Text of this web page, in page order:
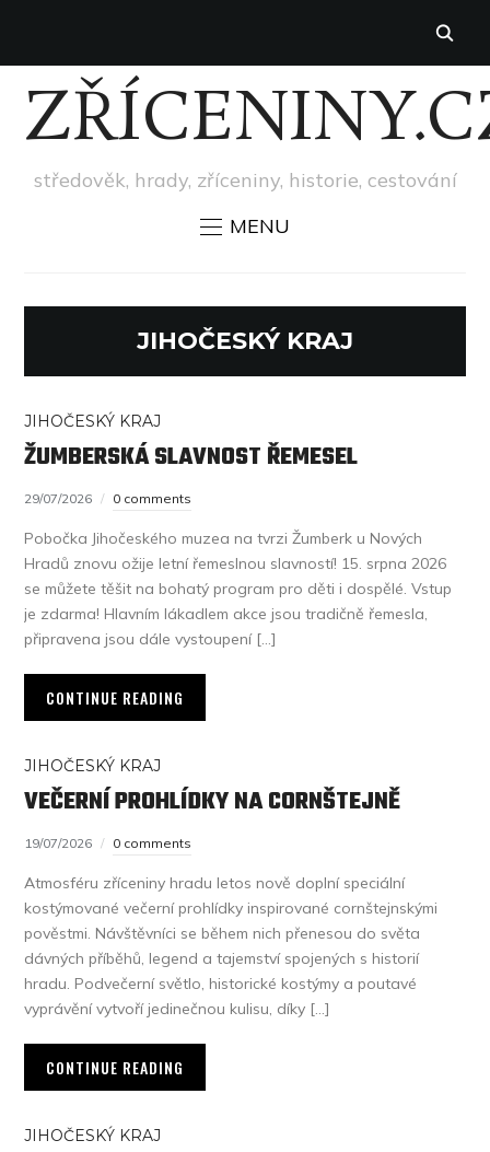
středověk, hrady, zříceniny, historie, cestování
MENU
JIHOČESKÝ KRAJ
JIHOČESKÝ KRAJ
ŽUMBERSKÁ SLAVNOST ŘEMESEL
29/07/2026 0 comments
Pobočka Jihočeského muzea na tvrzi Žumberk u Nových
Hradů znovu ožije letní řemeslnou slavností! 15. srpna 2026
se můžete těšit na bohatý program pro děti i dospělé. Vstup
je zdarma! Hlavním lákadlem akce jsou tradičně řemesla,
připravena jsou dále vystoupení […]
CONTINUE READING
JIHOČESKÝ KRAJ
VEČERNÍ PROHLÍDKY NA CORNŠTEJNĚ
19/07/2026 0 comments
Atmosféru zříceniny hradu letos nově doplní speciální
kostýmované večerní prohlídky inspirované cornštejnskými
pověstmi. Návštěvníci se během nich přenesou do světa
dávných příběhů, legend a tajemství spojených s historií
hradu. Podvečerní světlo, historické kostýmy a poutavé
vyprávění vytvoří jedinečnou kulisu, díky […]
CONTINUE READING
JIHOČESKÝ KRAJ